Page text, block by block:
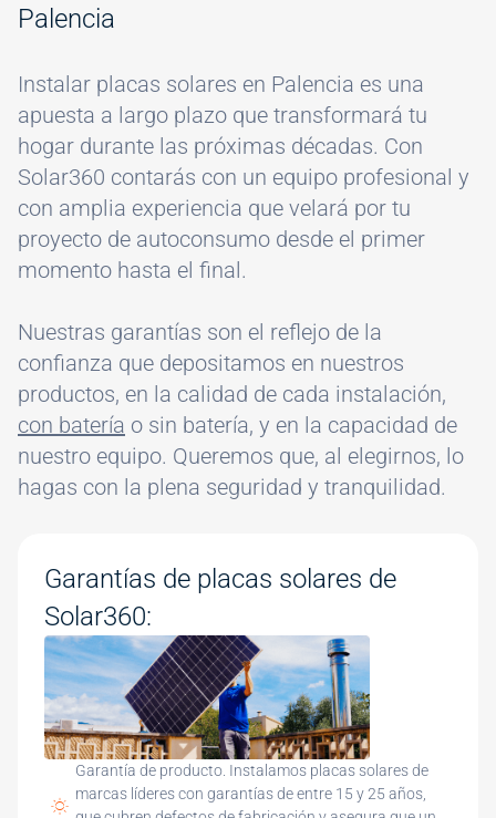
Palencia
Instalar placas solares en Palencia es una
apuesta a largo plazo que transformará tu
hogar durante las próximas décadas. Con
Solar360 contarás con un equipo profesional y
con amplia experiencia que velará por tu
proyecto de autoconsumo desde el primer
momento hasta el final.
Nuestras garantías son el reflejo de la
confianza que depositamos en nuestros
productos, en la calidad de cada instalación,
con batería o sin batería, y en la capacidad de
nuestro equipo. Queremos que, al elegirnos, lo
hagas con la plena seguridad y tranquilidad.
Garantías de placas solares de
Solar360:
Garantía de producto. Instalamos placas solares de
marcas líderes con garantías de entre 15 y 25 años,